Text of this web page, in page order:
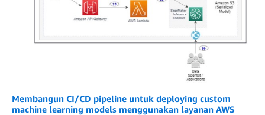
Membangun CI/CD pipeline untuk deploying custom
machine learning models menggunakan layanan AWS